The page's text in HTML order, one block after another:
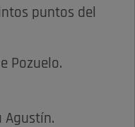
puntos del
Pozuelo.
Agustín.